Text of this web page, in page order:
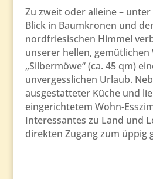
Zu zweit oder alleine –
Blick in Baumkronen und
nordfriesischen Himmel
unserer hellen, gemütlichen
„Silbermöwe“ (ca. 45 qm)
unvergesslichen Urlaub.
ausgestatteter Küche und
eingerichtetem Wohn-
Interessantes zu Land und
direkten Zugang zum üppig